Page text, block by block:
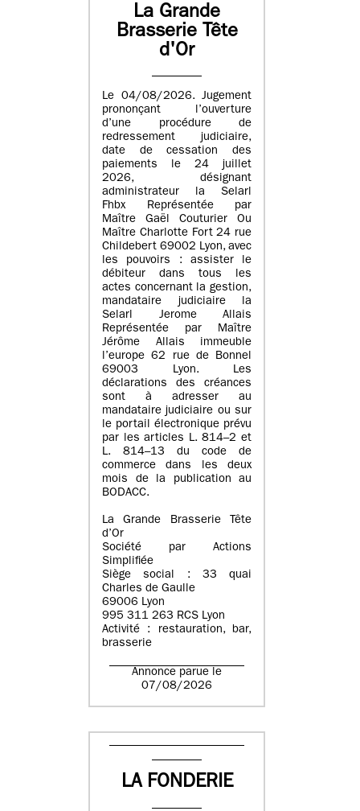
La Grande
Brasserie Tête
d'Or
Le 04/08/2026. Jugement
prononçant l’ouverture
d’une procédure de
redressement judiciaire,
date de cessation des
paiements le 24 juillet
2026, désignant
administrateur la Selarl
Fhbx Représentée par
Maître Gaël Couturier Ou
Maître Charlotte Fort 24 rue
Childebert 69002 Lyon, avec
les pouvoirs : assister le
débiteur dans tous les
actes concernant la gestion,
mandataire judiciaire la
Selarl Jerome Allais
Représentée par Maître
Jérôme Allais immeuble
l’europe 62 rue de Bonnel
69003 Lyon. Les
déclarations des créances
sont à adresser au
mandataire judiciaire ou sur
le portail électronique prévu
par les articles L. 814–2 et
L. 814–13 du code de
commerce dans les deux
mois de la publication au
BODACC.
La Grande Brasserie Tête
d’Or
Société par Actions
Simplifiée
Siège social : 33 quai
Charles de Gaulle
69006 Lyon
995 311 263 RCS Lyon
Activité : restauration, bar,
brasserie
Annonce parue le
07/08/2026
LA FONDERIE